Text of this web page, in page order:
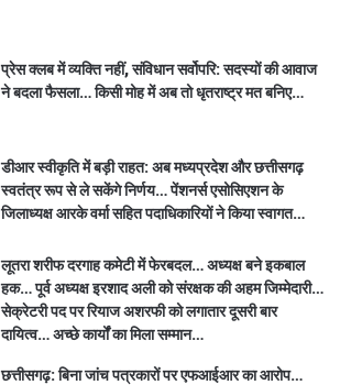
प्रेस क्लब में व्यक्ति नहीं, संविधान सर्वोपरि: सदस्यों की आवाज
ने बदला फैसला… किसी मोह में अब तो धृतराष्ट्र मत बनिए…
डीआर स्वीकृति में बड़ी राहत: अब मध्यप्रदेश और छत्तीसगढ़
स्वतंत्र रूप से ले सकेंगे निर्णय… पेंशनर्स एसोसिएशन के
जिलाध्यक्ष आरके वर्मा सहित पदाधिकारियों ने किया स्वागत…
लूतरा शरीफ दरगाह कमेटी में फेरबदल… अध्यक्ष बने इकबाल
हक… पूर्व अध्यक्ष इरशाद अली को संरक्षक की अहम जिम्मेदारी…
सेक्रेटरी पद पर रियाज अशरफी को लगातार दूसरी बार
दायित्व… अच्छे कार्यों का मिला सम्मान…
छत्तीसगढ़: बिना जांच पत्रकारों पर एफआईआर का आरोप…